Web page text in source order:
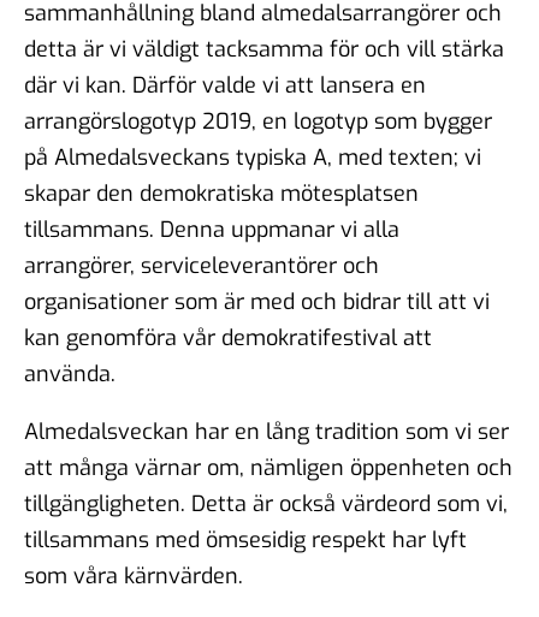
sammanhållning bland almedalsarrangörer och
detta är vi väldigt tacksamma för och vill stärka
där vi kan. Därför valde vi att lansera en
arrangörslogotyp 2019, en logotyp som bygger
på Almedalsveckans typiska A, med texten; vi
skapar den demokratiska mötesplatsen
tillsammans. Denna uppmanar vi alla
arrangörer, serviceleverantörer och
organisationer som är med och bidrar till att vi
kan genomföra vår demokratifestival att
använda.
Almedalsveckan har en lång tradition som vi ser
att många värnar om, nämligen öppenheten och
tillgängligheten. Detta är också värdeord som vi,
tillsammans med ömsesidig respekt har lyft
som våra kärnvärden.